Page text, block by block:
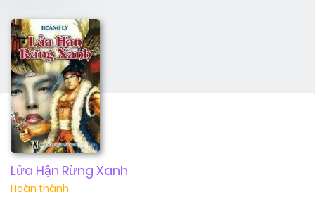
Lửa Hận Rừng Xanh
Hoàn thành